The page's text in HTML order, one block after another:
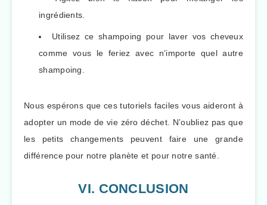
ingrédients.
Utilisez ce shampoing pour laver vos cheveux
comme vous le feriez avec n’importe quel autre
shampoing.
Nous espérons que ces tutoriels faciles vous aideront à
adopter un mode de vie zéro déchet. N’oubliez pas que
les petits changements peuvent faire une grande
différence pour notre planète et pour notre santé.
VI. CONCLUSION